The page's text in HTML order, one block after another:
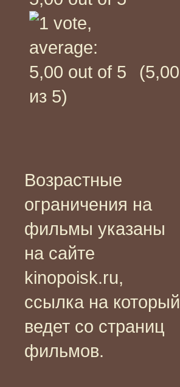
(5,00
из 5)
Возрастные
ограничения на
фильмы указаны
на сайте
kinopoisk.ru,
ссылка на который
ведет со страниц
фильмов.